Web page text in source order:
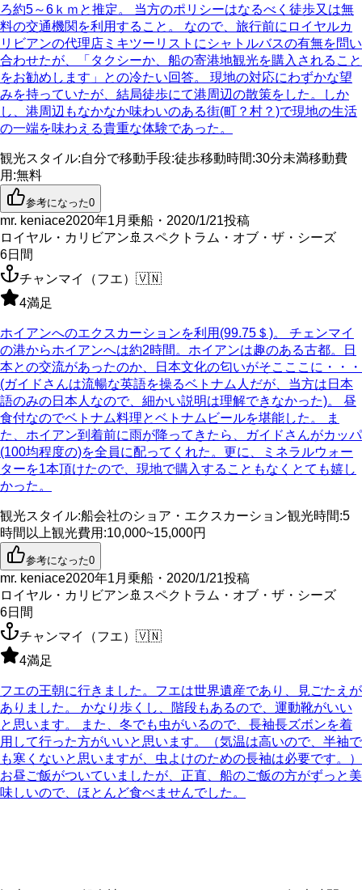
ろ約5～6ｋｍと推定。 当方のポリシーはなるべく徒歩又は無
料の交通機関を利用すること。 なので、旅行前にロイヤルカ
リビアンの代理店ミキツーリストにシャトルバスの有無を問い
合わせたが、「タクシーか、船の寄港地観光を購入されること
をお勧めします」との冷たい回答。 現地の対応にわずかな望
みを持っていたが、結局徒歩にて港周辺の散策をした。しか
し、港周辺もなかなか味わいのある街(町？村？)で現地の生活
の一端を味わえる貴重な体験であった。
観光スタイル:自分で移動手段:徒歩移動時間:30分未満移動費
用 :無料
参考になった0
mr. keniace2020年1月乗船・2020/1/21投稿
ロイヤル・カリビアン 🚢 スペクトラム・オブ・ザ・シーズ
6日間
チャンマイ（フエ） 🇻🇳
4満足
ホイアンへのエクスカーションを利用(99.75＄)。 チェンマイ
の港からホイアンへは約2時間。ホイアンは趣のある古都。日
本との交流があったのか、日本文化の匂いがそこここに・・・
(ガイドさんは流暢な英語を操るベトナム人だが、当方は日本
語のみの日本人なので、細かい説明は理解できなかった)。 昼
食付なのでベトナム料理とベトナムビールを堪能した。 ま
た、ホイアン到着前に雨が降ってきたら、ガイドさんがカッパ
(100均程度の)を全員に配ってくれた。更に、ミネラルウォー
ターを1本頂けたので、現地で購入することもなくとても嬉し
かった。
観光スタイル:船会社のショア・エクスカーション観光時間:5
時間以上観光費用 :10,000~15,000円
参考になった0
mr. keniace2020年1月乗船・2020/1/21投稿
ロイヤル・カリビアン 🚢 スペクトラム・オブ・ザ・シーズ
6日間
チャンマイ（フエ） 🇻🇳
4満足
フエの王朝に行きました。フエは世界遺産であり、見ごたえが
ありました。 かなり歩くし、階段もあるので、運動靴がいい
と思います。 また、冬でも虫がいるので、長袖長ズボンを着
用して行った方がいいと思います。（気温は高いので、半袖で
も寒くないと思いますが、虫よけのための長袖は必要です。）
お昼ご飯がついていましたが、正直、船のご飯の方がずっと美
味しいので、ほとんど食べませんでした。